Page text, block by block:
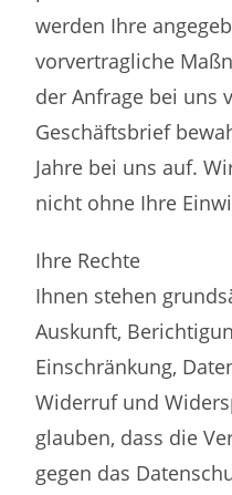
werden Ihre
vorvertragliche
der Anfrage bei uns
Geschäftsbrief
Jahre bei uns auf.
nicht ohne Ihre
Ihre Rechte
Ihnen stehen
Auskunft,
Einschränkung,
Widerruf und
glauben, dass die
gegen das